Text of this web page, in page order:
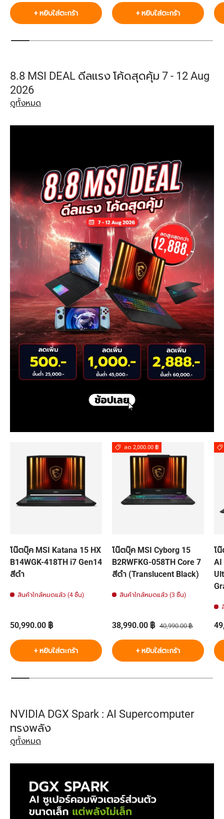
+ หยิบใส่ตะกร้า + หยิบใส่ตะกร้า
8.8 MSI DEAL ดีลแรง โค้ดสุดคุ้ม 7 - 12 Aug
2026
ดูทั้งหมด
โน๊ตบุ๊ค MSI Katana 15 HX
B14WGK-418TH i7 Gen14
สีดำ
สินค้าใกล้หมดแล้ว (4 ชิ้น)
ราคาปกติ
50,990.00 ฿
+ หยิบใส่ตะกร้า
ลด 2,000.00 ฿
โน๊ตบุ๊ค MSI Cyborg 15
B2RWFKG-058TH Core 7
สีดำ (Translucent Black)
สินค้าใกล้หมดแล้ว (3 ชิ้น)
ราคาส่วนลด
38,990.00 ฿ ราคาปกติ
40,990.00 ฿
+ หยิบใส่ตะกร้า
โ
AI
ร
NVIDIA DGX Spark : AI Supercomputer
ทรงพลัง
ดูทั้งหมด